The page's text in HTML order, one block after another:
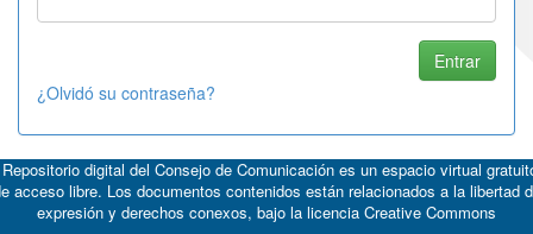
¿Olvidó su contraseña?
digital del Consejo de Comunicación es un espacio virtual
acceso libre. Los documentos contenidos están relacionados a la libertad
expresión y derechos conexos, bajo la licencia Creative Commons